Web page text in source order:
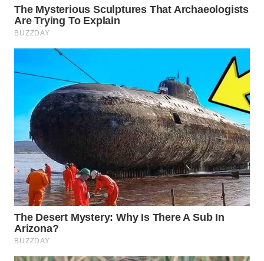
WN
INDRAMAYU
KUNINGAN
WN
MAJALENGKA
WN
SUBANG
WN
SUKABUMI
WN
PURWAKARTA